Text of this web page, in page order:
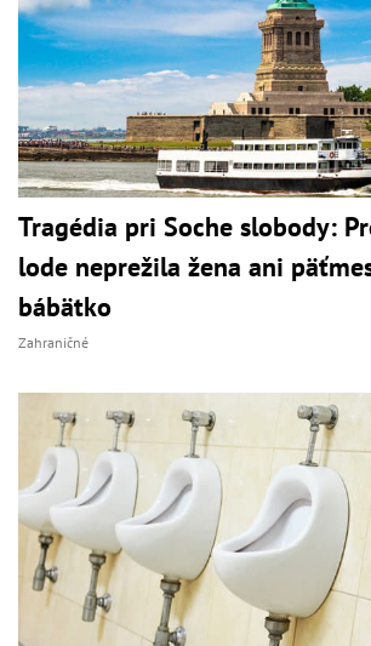
Tragédia pri Soche slobody:
lode neprežila žena ani
bábätko
Zahraničné